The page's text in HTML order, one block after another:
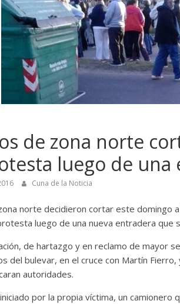
de zona norte
luego de una
Cuna de la Noticia
norte decidieron cortar este domingo
luego de una nueva entradera que
de hartazgo y en reclamo de mayor
del bulevar, en el cruce con Martín
autoridades.
por la propia víctima, un